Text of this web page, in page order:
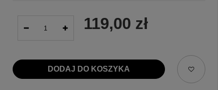
119,00 zł
DODAJ DO KOSZYKA